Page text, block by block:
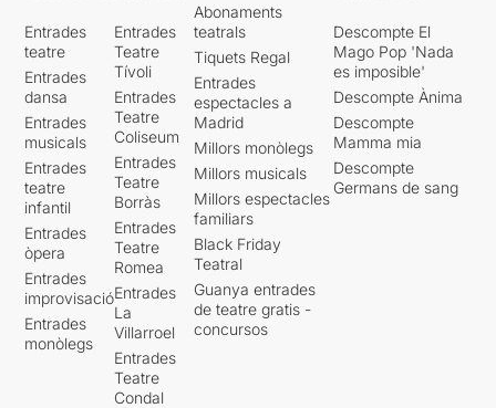
Entrades
teatre
Entrades
dansa
Entrades
musicals
Entrades
teatre
infantil
Entrades
òpera
Entrades
improvisació
Entrades
monòlegs
Entrades
Teatre
Tívoli
Entrades
Teatre
Coliseum
Entrades
Teatre
Borràs
Entrades
Teatre
Romea
Entrades
La
Villarroel
Entrades
Teatre
Condal
Abonaments
teatrals
Tiquets Regal
Entrades
espectacles a
Madrid
Millors monòlegs
Millors musicals
Millors espectacles
familiars
Black Friday
Teatral
Guanya entrades
de teatre gratis -
concursos
Descompte El
Mago Pop 'Nada
es imposible'
Descompte Ànima
Descompte
Mamma mia
Descompte
Germans de sang